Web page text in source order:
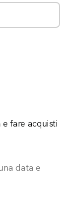
fare acquisti
data e